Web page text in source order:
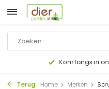
Kom langs in
Terug Home Merken